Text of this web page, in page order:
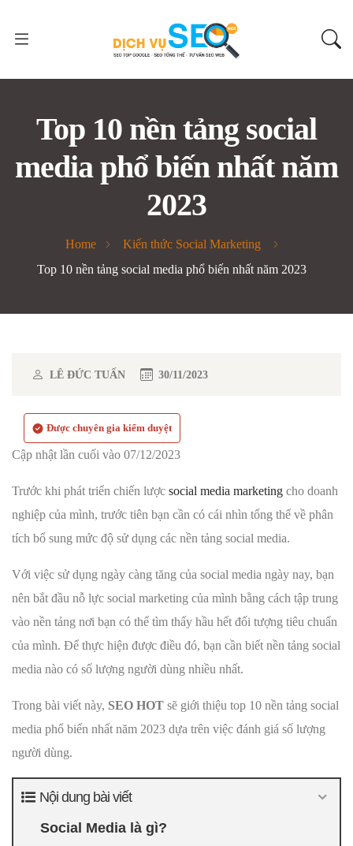
Top 10 nền tảng social
media phổ biến nhất năm
2023
Home
Kiến thức Social Marketing
Top 10 nền tảng social media phổ biến nhất năm 2023
LÊ ĐỨC TUẤN 30/11/2023
Được chuyên gia kiểm duyệt
Cập nhật lần cuối vào 07/12/2023
Trước khi phát triển chiến lược social media marketing cho doanh
nghiệp của mình, trước tiên bạn cần có cái nhìn tổng thể về phân
tích bổ sung mức độ sử dụng các nền tảng social media.
Với việc sử dụng ngày càng tăng của social media ngày nay, bạn
nên bắt đầu nỗ lực social marketing của mình bằng cách tập trung
vào nền tảng nơi bạn có thể tìm thấy hầu hết đối tượng tiêu chuẩn
của mình. Để thực hiện được điều đó, bạn cần biết nền tảng social
media nào có số lượng người dùng nhiều nhất.
Trong bài viết này, SEO HOT sẽ giới thiệu top 10 nền tảng social
media phổ biến nhất năm 2023 dựa trên việc đánh giá số lượng
người dùng.
Nội dung bài viết
Social Media là gì?